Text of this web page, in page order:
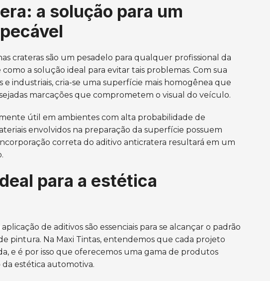
a solução para um
crateras são um pesadelo para qualquer profissional da
a solução ideal para evitar tais problemas. Com sua
e industriais, cria-se uma superfície mais homogênea que
marcações que comprometem o visual do veículo.
útil em ambientes com alta probabilidade de
envolvidos na preparação da superfície possuem
correta do aditivo anticratera resultará em um
para a estética
de aditivos são essenciais para se alcançar o padrão
pintura. Na Maxi Tintas, entendemos que cada projeto
e é por isso que oferecemos uma gama de produtos
estética automotiva.